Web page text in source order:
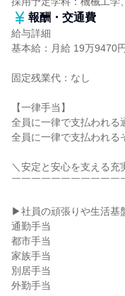
報酬・交通費
給与詳細
基本給：月給 19万9470
固定残業代：なし
【一律手当】
全員に一律で支払われる
全員に一律で支払われる
＼安定と安心を支える充
￣￣￣￣￣￣￣￣￣￣￣
▶社員の頑張りや生活基
通勤手当
都市手当
家族手当
別居手当
外勤手当